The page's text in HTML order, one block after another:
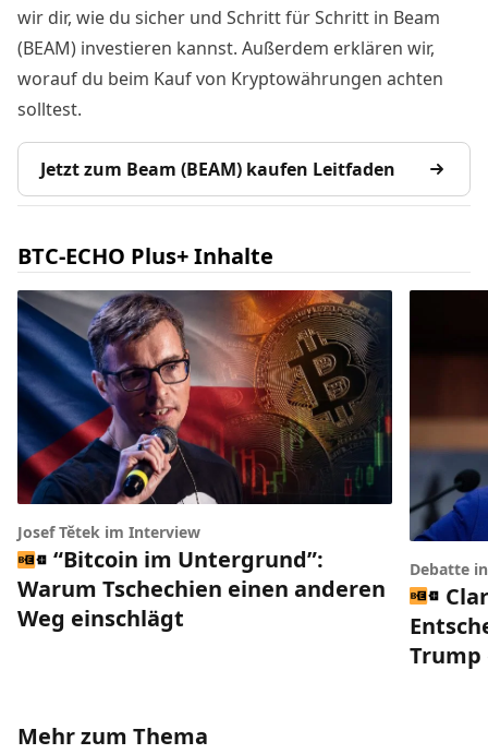
wir dir, wie du sicher und Schritt für Schritt in Beam
(BEAM) investieren kannst. Außerdem erklären wir,
worauf du beim Kauf von Kryptowährungen achten
solltest.
Jetzt zum Beam (BEAM) kaufen Leitfaden
BTC-ECHO Plus+ Inhalte
Josef Tětek im Interview
“Bitcoin im Untergrund”:
Warum Tschechien einen anderen
Weg einschlägt
Debatte
Mehr zum Thema